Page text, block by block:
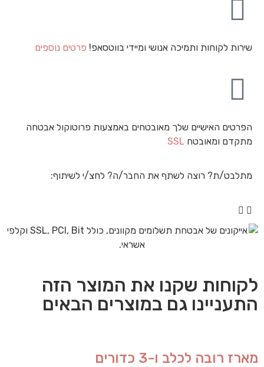
שירות לקוחות ותמיכה אנושי ומיידי בווטסאפ! פרטים נוספים
הפרטים האישיים שלך מאובטחים באמצעות פרוטוקול אבטחה
מתקדם ומאובטח SSL
מתלבט/ת? רוצה לשתף את החבר/ה? לחצ/י לשיתוף:
לקוחות שקנו את המוצר הזה
התעניינו גם במוצרים הבאים
מארז רובה לכלב ו-3 כדורים